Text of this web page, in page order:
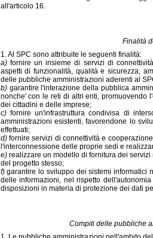
all'articolo 16.
Finalità
1. Al SPC sono attribuite le seguenti finalità:
a)fornire un insieme di servizi di
aspetti di funzionalità, qualità e sicurezza,
delle pubbliche amministrazioni aderenti al
b)garantire l'interazione della pubblica
nonche' con le reti di altri enti, promuovendo
dei cittadini e delle imprese;
c)fornire un'infrastruttura condivisa di
amministrazioni esistenti, favorendone lo
effettuati;
d)fornire servizi di connettività e
l'interconnessione delle proprie sedi e
e)realizzare un modello di fornitura dei
del progetto stesso;
f)garantire lo sviluppo dei sistemi informatici
delle informazioni, nel rispetto
disposizioni in materia di protezione dei dati
Compiti delle pubbliche